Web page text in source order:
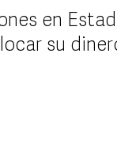
en
su